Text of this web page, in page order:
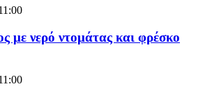
με νερό ντομάτας και φρέσκο